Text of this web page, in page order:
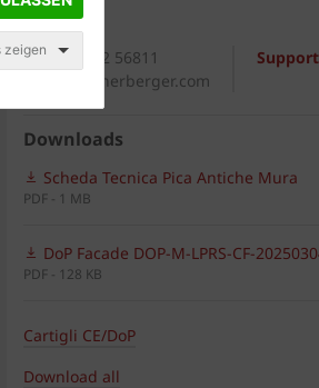
zeigen
Generale
+39 0542 56811
italia@wienerberger.com
Downloads
Scheda Tecnica Pica Antiche Mura
PDF - 1 MB
DoP Facade DOP-M-LPRS-CF-
PDF - 128 KB
Cartigli CE/DoP
Download all